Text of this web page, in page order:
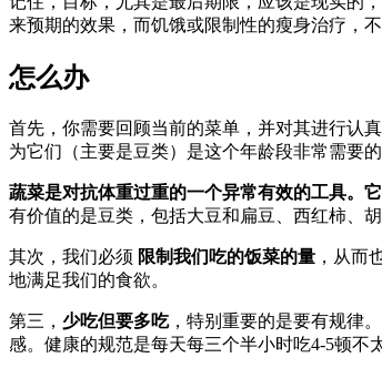
来预期的效果，而饥饿或限制性的瘦身治疗，
怎么办
首先，你需要回顾当前的菜单，并对其进行认
为它们（主要是豆类）是这个年龄段非常需要
蔬菜是对抗体重过重的一个异常有效的工具。它
有价值的是豆类，包括大豆和扁豆、西红柿、
其次，我们必须 限制我们吃的饭菜的量 ，从而
地满足我们的食欲。
第三， 少吃但要多吃，特别重要的是要有规律
感。健康的规范是每天每三个半小时吃4-5顿不